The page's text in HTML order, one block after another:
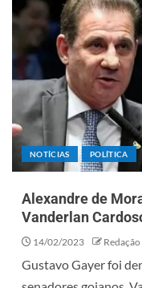
NOTÍCIAS POLÍTICA
Alexandre de
Vanderlan
14/02/2023 Redação
Gustavo Gayer foi